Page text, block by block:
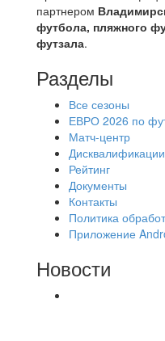
партнером
футбола, пляжного
футзала.
Разделы
Все сезоны
ЕВРО 2026 по
Матч-центр
Дисквалификации
Рейтинг
Документы
Контакты
Политика
Приложение
Новости